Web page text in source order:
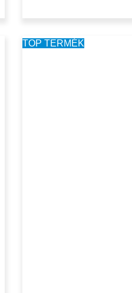
TOP TERMÉK